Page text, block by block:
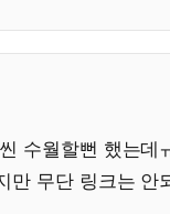
수월할뻔 했는데
만 무단 링크는 안